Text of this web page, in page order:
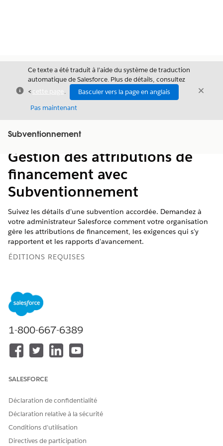
Fermer
Ce texte a été traduit à l’aide du système de traduction
automatique de Salesforce. Plus de détails, consultez
<cette page .
Basculer vers la page en anglais
Pas maintenant
Fermer
SubventionnementAfficher la table des matières
Table des
Gestion des attributions de
financement avec
Subventionnement
Suivez les détails d'une subvention accordée. Demandez à
votre administrateur Salesforce comment votre organisation
gère les attributions de financement, les exigences qui s'y
rapportent et les rapports d'avancement.
ÉDITIONS REQUISES
Disponible avec : Nonprofit Cloud pour Subventionnement
et Solutions Secteur public.
AUTORISATIONS UTILISATEUR REQUISES
Pour créer et modifier des
attributions de financement
associés :
de financement dans
Experience Cloud :
Dans le Lanceur d'application, recherchez et sélectionnez
Attribution de financement
1-800-667-6389
SALESFORCE
Déclaration de confidentialité
Déclaration relative à la sécurité
Conditions d’utilisation
Directives de participation